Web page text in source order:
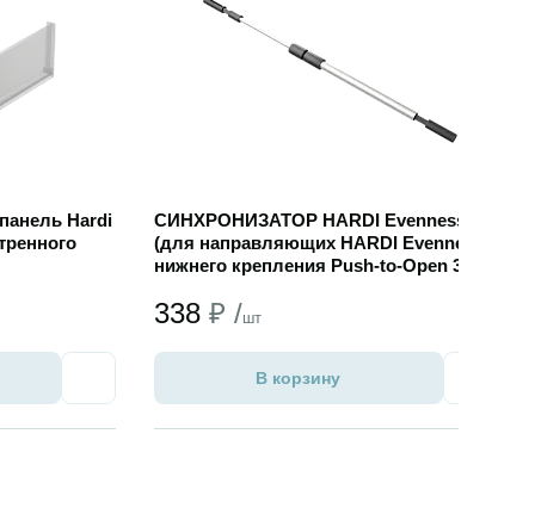
Hardi
СИНХРОНИЗАТОР HARDI Evenness
(для направляющих HARDI Evenness
нижнего крепления Push-to-Open 3D)
338 ₽ /шт
В корзину